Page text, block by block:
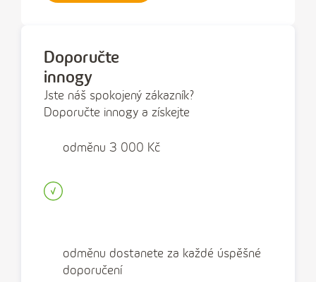
Doporučte
innogy
Jste náš spokojený zákazník?
Doporučte innogy a získejte
odměnu 3 000 Kč
odměnu dostanete za každé úspěšné
doporučení